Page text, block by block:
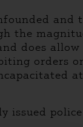
and
the
does
orders
issued